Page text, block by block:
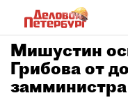
Мишустин
Грибова от